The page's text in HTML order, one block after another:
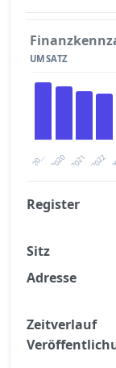
UMSATZ
20… 2021
2020 2022
Register
Sitz
Adresse
Zeitverlauf